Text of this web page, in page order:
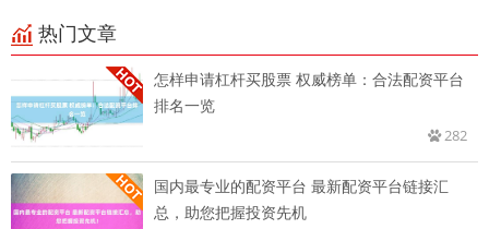
热门文章
怎样申请杠杆买股票 权威榜单：合法配资平台
排名一览
282
国内最专业的配资平台 最新配资平台链接汇
总，助您把握投资先机